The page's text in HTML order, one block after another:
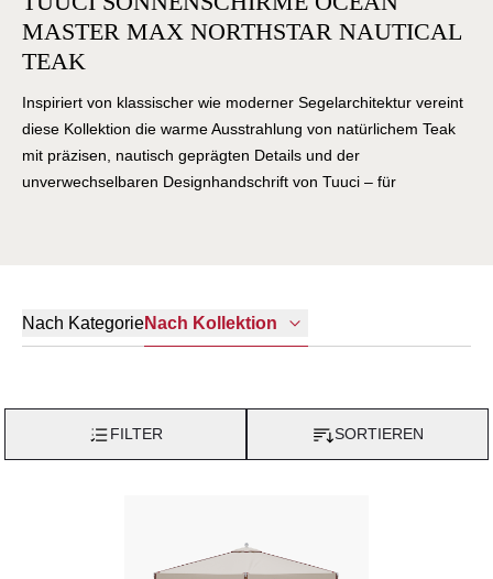
MASTER MAX NORTHSTAR NAUTICAL
TEAK
Inspiriert von klassischer wie moderner Segelarchitektur vereint
diese Kollektion die warme Ausstrahlung von natürlichem Teak
mit präzisen, nautisch geprägten Details und der
unverwechselbaren Designhandschrift von Tuuci – für
Nach KategorieNach Kollektion
FILTER SORTIEREN